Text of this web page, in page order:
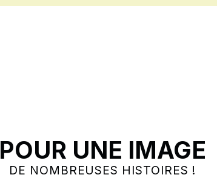
POUR UNE IMAGE
DE NOMBREUSES HISTOIRES !